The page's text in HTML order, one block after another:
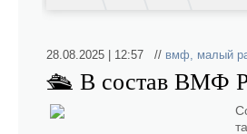
28.08.2025 | 12:57 // вмф, малый
🛳 В состав ВМФ